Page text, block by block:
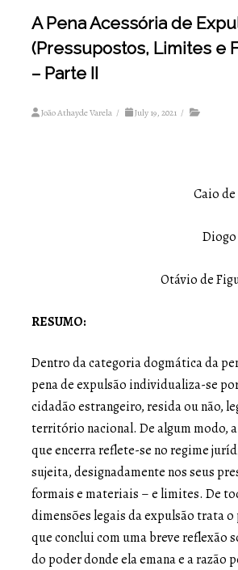
A Pena Acessória de
(Pressupostos, Limites e
– Parte II
João Athayde Varela / July 19, 2021 /
Caio
Diogo
Otávio de
RESUMO:
Dentro da categoria dogmática da
pena de expulsão individualiza-se
cidadão estrangeiro, resida ou não,
território nacional. De algum modo,
que encerra reflete-se no regime
sujeita, designadamente nos seus
formais e materiais – e limites. De
dimensões legais da expulsão trata
que conclui com uma breve reflexão
do poder donde ela emana e a